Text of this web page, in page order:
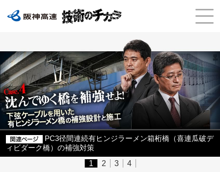
PC3径間連続有ヒンジラーメン箱桁橋（喜連瓜破デ
ィビダーク橋）の補強対策
1 2 3 4